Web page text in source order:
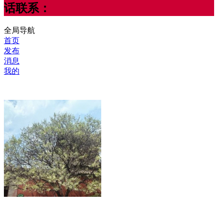
话联系：
全局导航
首页
发布
消息
我的